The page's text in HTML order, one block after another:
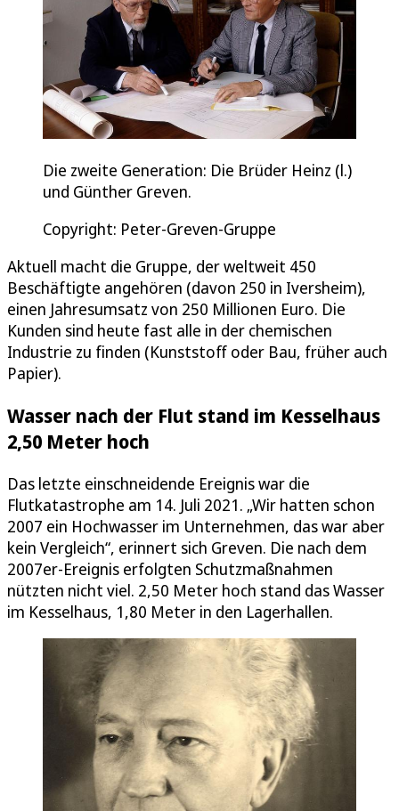
Die zweite Generation: Die Brüder Heinz (l.)
und Günther Greven.
Copyright: Peter-Greven-Gruppe
Aktuell macht die Gruppe, der weltweit 450
Beschäftigte angehören (davon 250 in Iversheim),
einen Jahresumsatz von 250 Millionen Euro. Die
Kunden sind heute fast alle in der chemischen
Industrie zu finden (Kunststoff oder Bau, früher auch
Papier).
Wasser nach der Flut stand im Kesselhaus
2,50 Meter hoch
Das letzte einschneidende Ereignis war die
Flutkatastrophe am 14. Juli 2021. „Wir hatten schon
2007 ein Hochwasser im Unternehmen, das war aber
kein Vergleich“, erinnert sich Greven. Die nach dem
2007er-Ereignis erfolgten Schutzmaßnahmen
nützten nicht viel. 2,50 Meter hoch stand das Wasser
im Kesselhaus, 1,80 Meter in den Lagerhallen.